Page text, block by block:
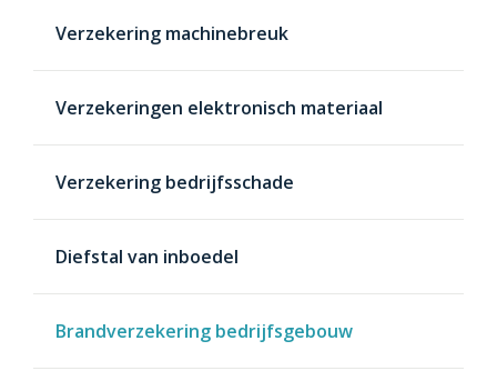
Verzekering machinebreuk
Verzekeringen elektronisch materiaal
Verzekering bedrijfsschade
Diefstal van inboedel
Brandverzekering bedrijfsgebouw